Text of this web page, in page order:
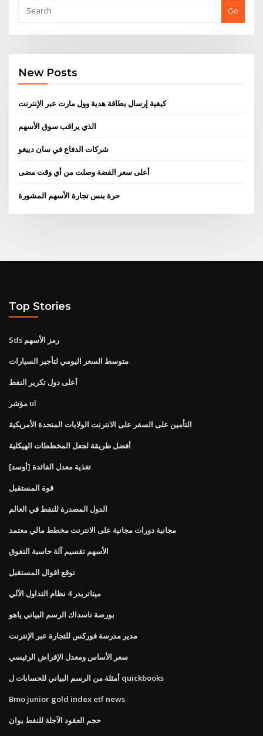
Go
New Posts
كيفية إرسال بطاقة هدية وول مارت عبر الإنترنت
الذي يراقب سوق الأسهم
شركات الدفاع في سان دييغو
أعلى سعر الفضة وصلت من أي وقت مضى
حرة بنس تجارة الأسهم المشورة
Top Stories
Sds رمز الأسهم
متوسط ​​السعر اليومي لتأجير السيارات
أعلى دول تكرير النفط
مؤشر ul
التأمين على السفر على الانترنت الولايات المتحدة الأمريكية
أفضل طريقة لجعل المخططات الهيكلية
[أوسد] تغذية معدل الفائدة
قوة المستقبل
الدول المصدرة للنفط في العالم
مجانية دورات مجانية على الانترنت مخطط مالي معتمد
الأسهم تقسيم آلة حاسبة التفوق
توقع اقوال المستقبل
ميتاتريدر 4 نظام التداول الآلي
بورصة ناسداك الرسم البياني ياهو
مدير مدرسة فوركس للتجارة عبر الإنترنت
سعر الأساس ومعدل الإقراض الرئيسي
أمثلة من الرسم البياني للحسابات ل quickbooks
Bmo junior gold index etf news
حجم العقود الآجلة للنفط يوان